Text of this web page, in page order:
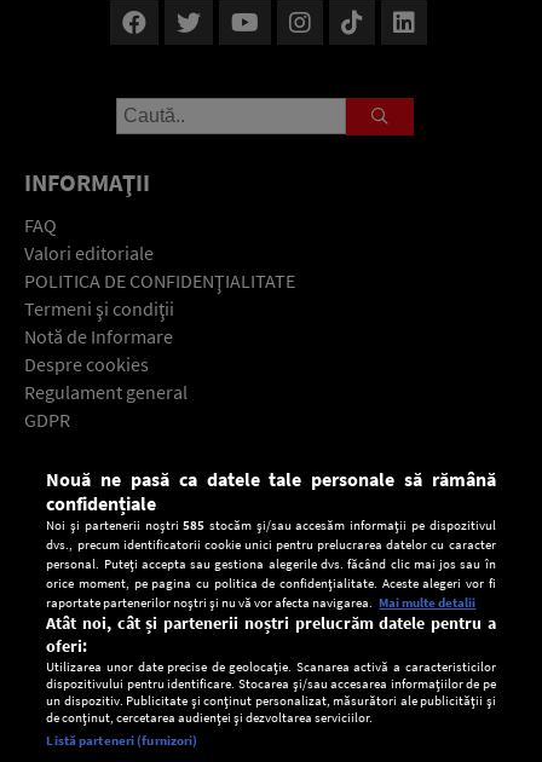
INFORMAŢII
FAQ
Valori editoriale
POLITICA DE CONFIDENŢIALITATE
Termeni şi condiţii
Notă de Informare
Despre cookies
Regulament general
GDPR
Descarcă gratuit aplicaţia Europa FM pentru smartphone:
Setări:
Nouă ne pasă ca datele tale personale să rămână
confidențiale
Noi și partenerii noștri585 stocăm și/sau accesăm informații pe dispozitivul
dvs., precum identificatorii cookie unici pentru prelucrarea datelor cu caracter
personal. Puteți accepta sau gestiona alegerile dvs. făcând clic mai jos sau în
orice moment, pe pagina cu politica de confidențialitate. Aceste alegeri vor fi
raportate partenerilor noștri și nu vă vor afecta navigarea. Mai multe detalii
Atât noi, cât și partenerii noștri prelucrăm datele pentru a
oferi:
Utilizarea unor date precise de geolocație. Scanarea activă a caracteristicilor
dispozitivului pentru identificare. Stocarea și/sau accesarea informațiilor de pe
un dispozitiv. Publicitate și conținut personalizat, măsurători ale publicității și
de conținut, cercetarea audienței și dezvoltarea serviciilor.
Listă parteneri (furnizori)